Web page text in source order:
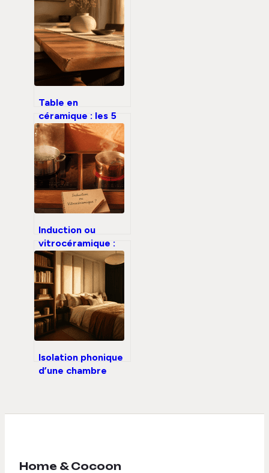
confort thermique
durable sans
explosion des
factures
Table en
céramique : les 5
contraintes réelles
derrière
l’esthétique
minérale
Induction ou
vitrocéramique :
60 % d’économie
d’énergie et les
critères pour
choisir
Isolation phonique
d’une chambre
Home & Cocoon